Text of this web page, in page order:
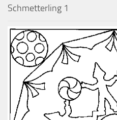
Schmetterling 1